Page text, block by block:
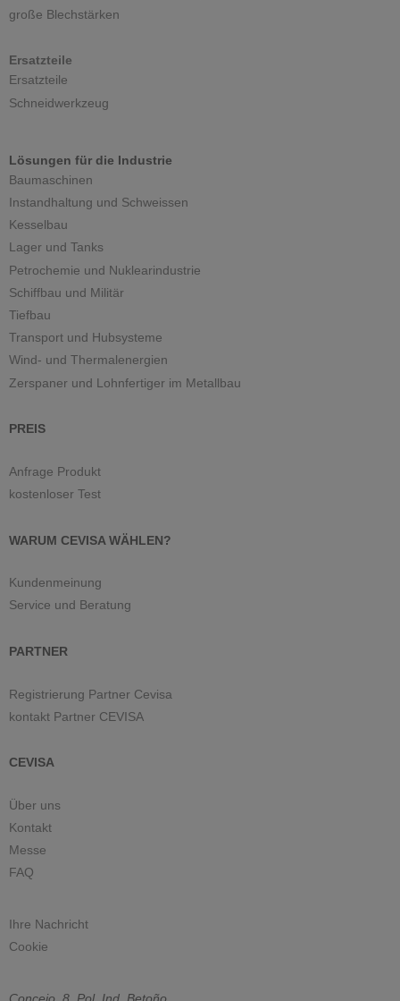
große Blechstärken
Ersatzteile
Ersatzteile
Schneidwerkzeug
Lösungen für die Industrie
Baumaschinen
Instandhaltung und Schweissen
Kesselbau
Lager und Tanks
Petrochemie und Nuklearindustrie
Schiffbau und Militär
Tiefbau
Transport und Hubsysteme
Wind- und Thermalenergien
Zerspaner und Lohnfertiger im Metallbau
PREIS
Anfrage Produkt
kostenloser Test
WARUM CEVISA WÄHLEN?
Kundenmeinung
Service und Beratung
PARTNER
Registrierung Partner Cevisa
kontakt Partner CEVISA
CEVISA
Über uns
Kontakt
Messe
FAQ
Ihre Nachricht
Cookie